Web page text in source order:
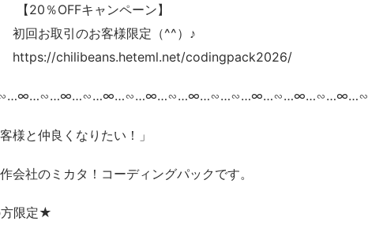
キャンペーン】
のお客様限定（^^）♪
codingpack2026/
様と仲良くなりたい！」
会社のミカタ！コーディングパックです。
限定★